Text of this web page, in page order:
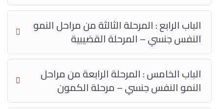
الباب الرابع : المرحلة الثالثة من مراحل النمو
النفس جنسي – المرحلة القضيبية
الباب الخامس : المرحلة الرابعة من مراحل
النمو النفس جنسي – مرحلة الكمون